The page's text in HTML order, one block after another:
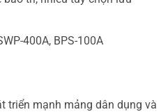
400A, BPS-100A
triển mạnh mảng dân dụng và